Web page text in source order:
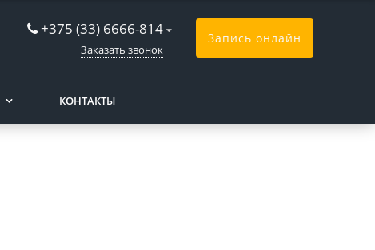
+375 (33) 6666-814
Заказать звонок
Запись онлайн
КОНТАКТЫ